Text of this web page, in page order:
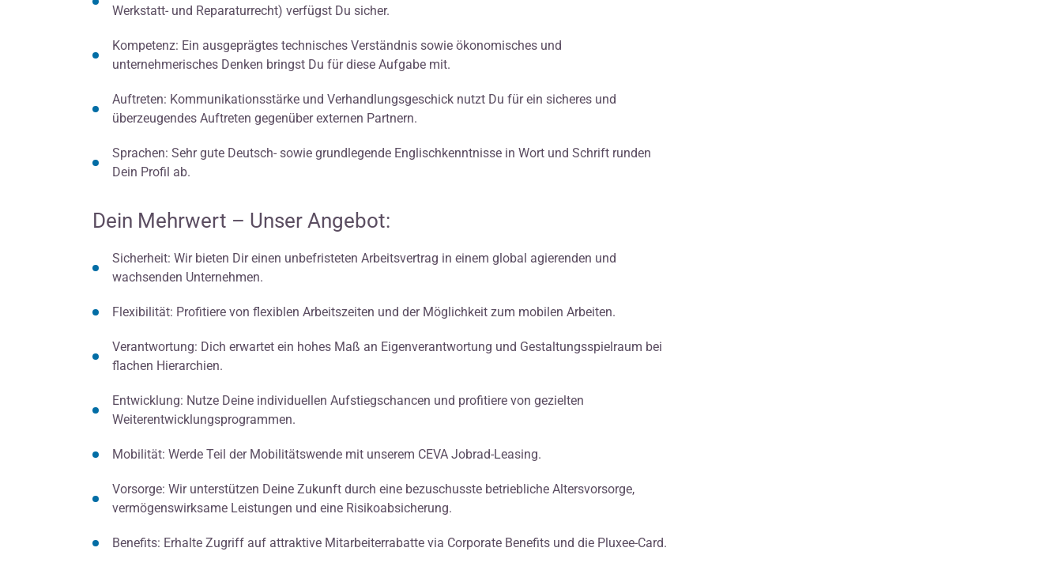
Werkstatt- und Reparaturrecht) verfügst Du sicher.
Kompetenz: Ein ausgeprägtes technisches Verständnis sowie ökonomisches und
unternehmerisches Denken bringst Du für diese Aufgabe mit.
Auftreten: Kommunikationsstärke und Verhandlungsgeschick nutzt Du für ein sicheres und
überzeugendes Auftreten gegenüber externen Partnern.
Sprachen: Sehr gute Deutsch- sowie grundlegende Englischkenntnisse in Wort und Schrift runden
Dein Profil ab.
Dein Mehrwert – Unser Angebot:
Sicherheit: Wir bieten Dir einen unbefristeten Arbeitsvertrag in einem global agierenden und
wachsenden Unternehmen.
Flexibilität: Profitiere von flexiblen Arbeitszeiten und der Möglichkeit zum mobilen Arbeiten.
Verantwortung: Dich erwartet ein hohes Maß an Eigenverantwortung und Gestaltungsspielraum bei
flachen Hierarchien.
Entwicklung: Nutze Deine individuellen Aufstiegschancen und profitiere von gezielten
Weiterentwicklungsprogrammen.
Mobilität: Werde Teil der Mobilitätswende mit unserem CEVA Jobrad-Leasing.
Vorsorge: Wir unterstützen Deine Zukunft durch eine bezuschusste betriebliche Altersvorsorge,
vermögenswirksame Leistungen und eine Risikoabsicherung.
Benefits: Erhalte Zugriff auf attraktive Mitarbeiterrabatte via Corporate Benefits und die Pluxee-Card.